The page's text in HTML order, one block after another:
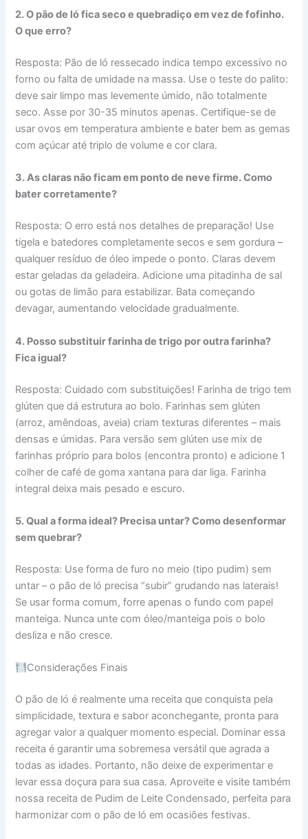
2. O pão de ló fica seco e quebradiço em vez de fofinho.
O que erro?
Resposta: Pão de ló ressecado indica tempo excessivo no
forno ou falta de umidade na massa. Use o teste do palito:
deve sair limpo mas levemente úmido, não totalmente
seco. Asse por 30-35 minutos apenas. Certifique-se de
usar ovos em temperatura ambiente e bater bem as gemas
com açúcar até triplo de volume e cor clara.
3. As claras não ficam em ponto de neve firme. Como
bater corretamente?
Resposta: O erro está nos detalhes de preparação! Use
tigela e batedores completamente secos e sem gordura –
qualquer resíduo de óleo impede o ponto. Claras devem
estar geladas da geladeira. Adicione uma pitadinha de sal
ou gotas de limão para estabilizar. Bata começando
devagar, aumentando velocidade gradualmente.
4. Posso substituir farinha de trigo por outra farinha?
Fica igual?
Resposta: Cuidado com substituições! Farinha de trigo tem
glúten que dá estrutura ao bolo. Farinhas sem glúten
(arroz, amêndoas, aveia) criam texturas diferentes – mais
densas e úmidas. Para versão sem glúten use mix de
farinhas próprio para bolos (encontra pronto) e adicione 1
colher de café de goma xantana para dar liga. Farinha
integral deixa mais pesado e escuro.
5. Qual a forma ideal? Precisa untar? Como desenformar
sem quebrar?
Resposta: Use forma de furo no meio (tipo pudim) sem
untar – o pão de ló precisa “subir” grudando nas laterais!
Se usar forma comum, forre apenas o fundo com papel
manteiga. Nunca unte com óleo/manteiga pois o bolo
desliza e não cresce.
Considerações Finais
O pão de ló é realmente uma receita que conquista pela
simplicidade, textura e sabor aconchegante, pronta para
agregar valor a qualquer momento especial. Dominar essa
receita é garantir uma sobremesa versátil que agrada a
todas as idades. Portanto, não deixe de experimentar e
levar essa doçura para sua casa. Aproveite e visite também
nossa receita de Pudim de Leite Condensado, perfeita para
harmonizar com o pão de ló em ocasiões festivas.